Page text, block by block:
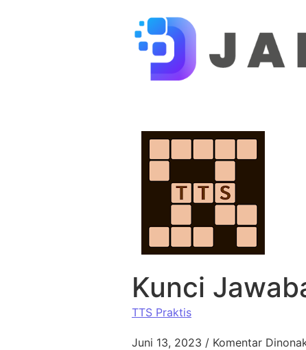
Kunci
TTS Praktis
Juni 13, 2023 / Komentar